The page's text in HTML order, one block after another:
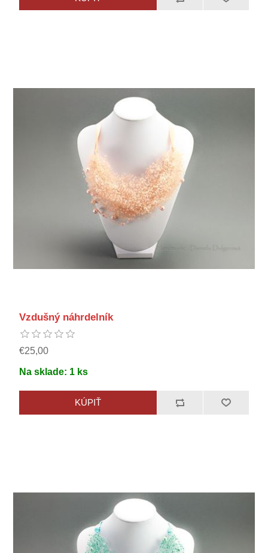
Vzdušný náhrdelník
€25,00
Na sklade: 1 ks